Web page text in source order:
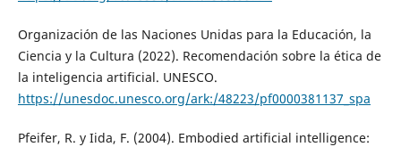
Organización de las Naciones Unidas para la Educación, la
Ciencia y la Cultura (2022). Recomendación sobre la ética de
la inteligencia artificial. UNESCO.
https://unesdoc.unesco.org/ark:/48223/pf0000381137_spa
Pfeifer, R. y Iida, F. (2004). Embodied artificial intelligence: